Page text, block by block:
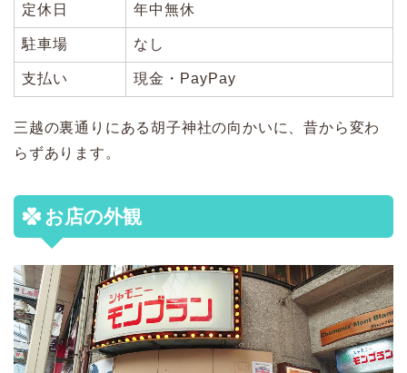
定休日 年中無休
駐車場 なし
支払い 現金・PayPay
三越の裏通りにある胡子神社の向かいに、昔から変わ
らずあります。
お店の外観